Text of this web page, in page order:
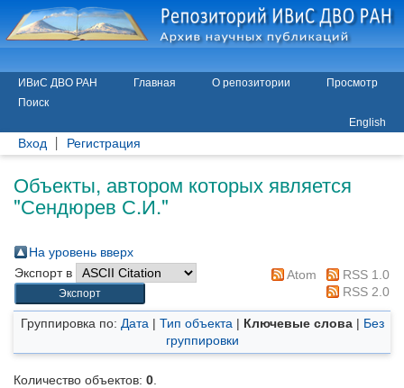
ИВиС ДВО РАН Главная О репозитории
Просмотр
Поиск
English
Вход Регистрация
Объекты, автором которых является
"Сендюрев С.И."
На уровень вверх
Экспорт в
Atom
RSS 1.0
RSS 2.0
Группировка по: Дата | Тип объекта | Ключевые слова| Без
группировки
Количество объектов: 0